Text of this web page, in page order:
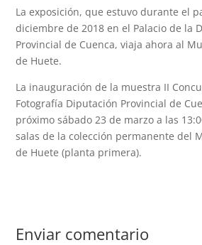
La exposición, que estuvo durante el
diciembre de 2018 en el Palacio de la
Provincial de Cuenca, viaja ahora al
de Huete.
La inauguración de la muestra II
Fotografía Diputación Provincial de
próximo sábado 23 de marzo a las
salas de la colección permanente del
de Huete (planta primera).
Enviar comentario